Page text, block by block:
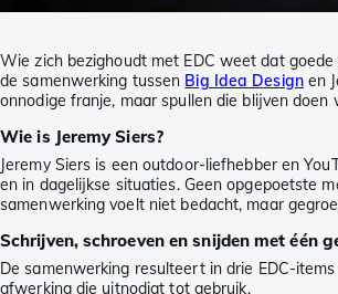
Wie zich bezighoudt met EDC weet dat
de samenwerking tussen Big Idea Designen
onnodige franje, maar spullen die blijven doen
Wie is Jeremy Siers?
Jeremy Siers is een outdoor-liefhebber en
en in dagelijkse situaties. Geen opgepoetste
samenwerking voelt niet bedacht, maar
Schrijven, schroeven en snijden met één
De samenwerking resulteert in drie EDC-
afwerking die uitnodigt tot gebruik.